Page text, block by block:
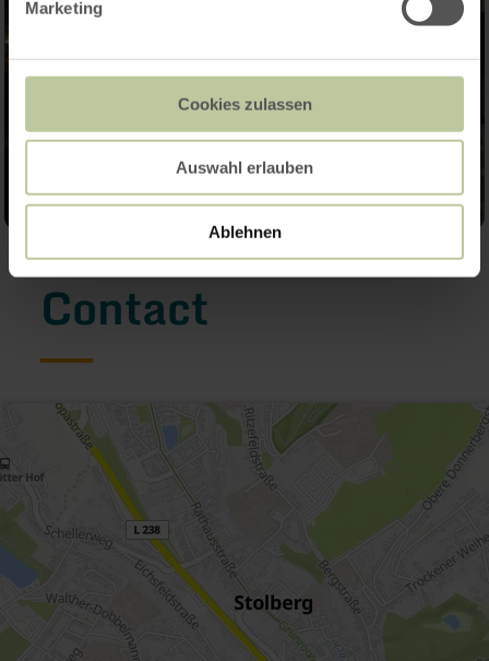
Marketing
Cookies zulassen
Auswahl erlauben
Ablehnen
Contact